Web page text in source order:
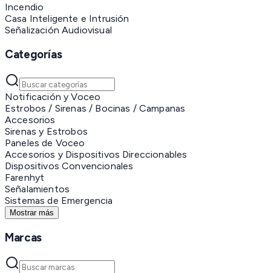
Incendio
Casa Inteligente e Intrusión
Señalización Audiovisual
Categorías
Notificación y Voceo
Estrobos / Sirenas / Bocinas / Campanas
Accesorios
Sirenas y Estrobos
Paneles de Voceo
Accesorios y Dispositivos Direccionables
Dispositivos Convencionales
Farenhyt
Señalamientos
Sistemas de Emergencia
Mostrar más
Marcas